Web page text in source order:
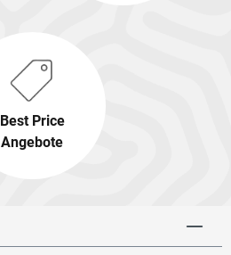
Best Price
Angebote